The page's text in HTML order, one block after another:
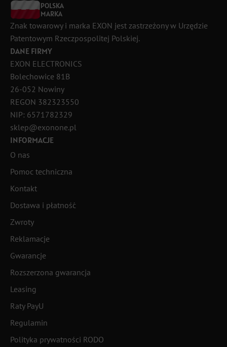
POLSKA
MARKA
Znak towarowy i marka EXON jest zastrzeżony w Urzędzie
Patentowym Rzeczpospolitej Polskiej.
DANE FIRMY
EXON ELECTRONICS
Bolechowice 81B
26-052 Nowiny
REGON 382323550
NIP: 6571782329
sklep@exonone.pl
INFORMACJE
O nas
Pomoc techniczna
Kontakt
Dostawa i płatność
Zwroty
Reklamacje
Gwarancje
Rozszerzona gwarancja
Leasing
Raty PayU
Regulamin
Polityka prywatności RODO